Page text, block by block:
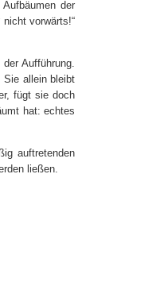
der
vorwärts!“
Aufführung.
Sie allein bleibt
fügt sie doch
hat: echtes
auftretenden
ließen.